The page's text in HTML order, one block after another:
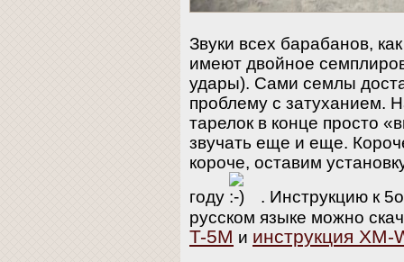
Звуки всех барабанов,
имеют двойное
удары). Сами семлы
проблему с затуханием.
тарелок в конце просто
звучать еще и еще.
короче, оставим
году
. Инструкцию к
русском языке можно
T-5M и инструкция XM-